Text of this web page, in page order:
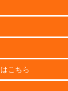
こちら